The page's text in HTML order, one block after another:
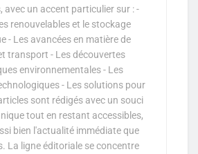
avec un accent particulier sur : -
renouvelables et le stockage
- Les avancées en matière de
transport - Les découvertes
environnementales - Les
- Les solutions pour
sont rédigés avec un souci
tout en restant accessibles,
bien l'actualité immédiate que
La ligne éditoriale se concentre